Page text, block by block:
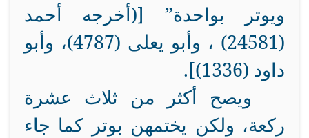
ويوتر بواحدة” [(أخرجه أحمد
(24581) ، وأبو يعلى (4787)، وأبو
داود (1336)].
ويصح أكثر من ثلاث عشرة
ركعة، ولكن يختمهن بوتر كما جاء